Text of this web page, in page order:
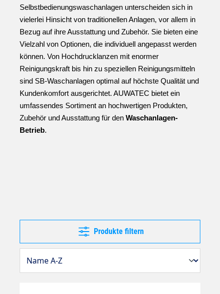
Selbstbedienungswaschanlagen unterscheiden sich in
vielerlei Hinsicht von traditionellen Anlagen, vor allem in
Bezug auf ihre Ausstattung und Zubehör. Sie bieten eine
Vielzahl von Optionen, die individuell angepasst werden
können. Von Hochdrucklanzen mit enormer
Reinigungskraft bis hin zu speziellen Reinigungsmitteln
sind SB-Waschanlagen optimal auf höchste Qualität und
Kundenkomfort ausgerichtet. AUWATEC bietet ein
umfassendes Sortiment an hochwertigen Produkten,
Zubehör und Ausstattung für den Waschanlagen-
Betrieb.
Produkte filtern